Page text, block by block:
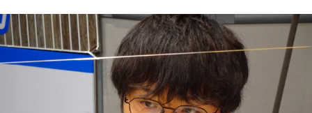
トピックス
TBS Podcast
お知らせ
イベント・グッズ
YouTube